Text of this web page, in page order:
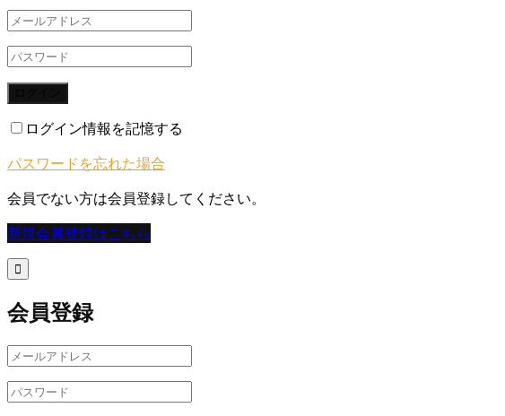
ログイン情報を記憶する
パスワードを忘れた場合
会員でない方は会員登録してください。
新規会員登録はこちら

会員登録